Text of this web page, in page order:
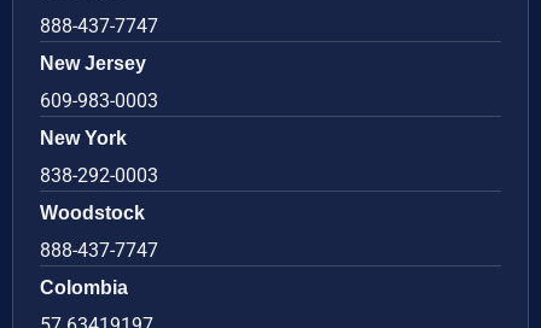
888-437-7747
New Jersey
609-983-0003
New York
838-292-0003
Woodstock
888-437-7747
Colombia